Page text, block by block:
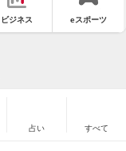
ビジネス eスポーツ
占い すべて